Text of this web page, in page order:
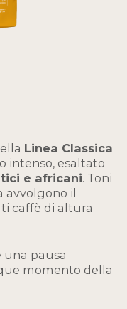
Linea Classica
intenso, esaltato
e africani. Toni
avvolgono il
caffè di altura
una pausa
momento della